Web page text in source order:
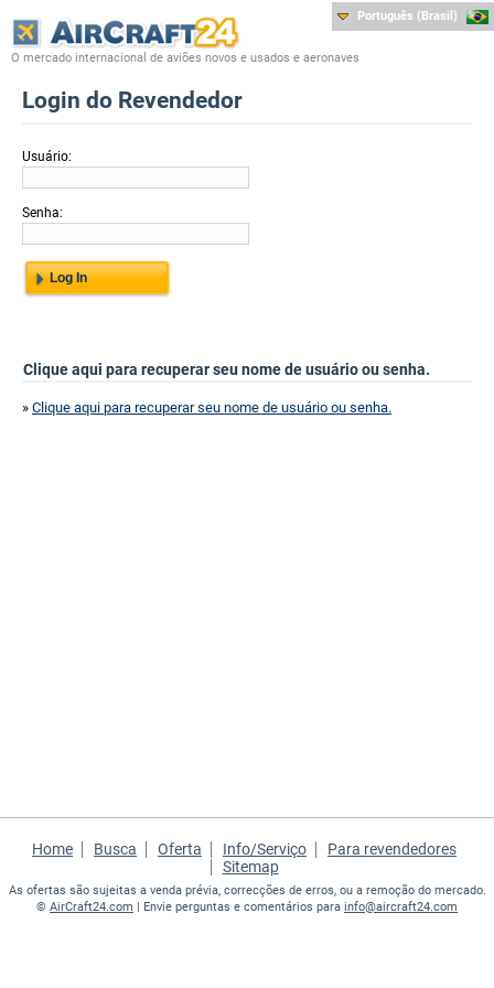
O mercado internacional de aviões novos e usados e aeronaves
Português (Brasil)
Login do Revendedor
Usuário:
Senha:
Clique aqui para recuperar seu nome de usuário ou senha.
» Clique aqui para recuperar seu nome de usuário ou senha.
Home Busca Oferta Info/Serviço
Para revendedores
Sitemap
As ofertas são sujeitas a venda prévia, correcções de erros, ou a remoção do mercado.
© AirCraft24.com | Envie perguntas e comentários para info@aircraft24.com